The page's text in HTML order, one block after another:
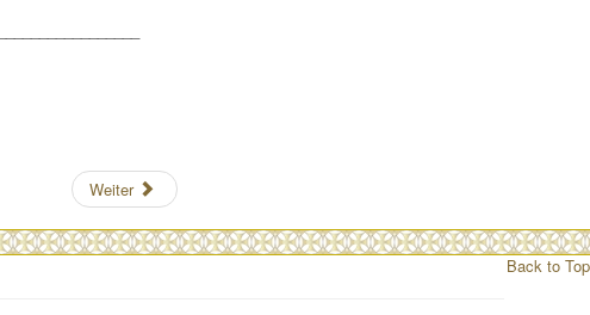
Weiter
Back to Top